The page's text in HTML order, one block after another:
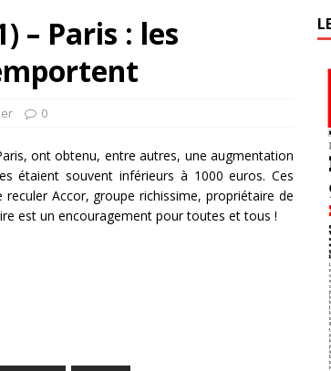
– Paris : les
0
ont obtenu, entre autres, une augmentation
étaient souvent inférieurs à 1000 euros. Ces
Accor, groupe richissime, propriétaire de
est un encouragement pour toutes et tous !